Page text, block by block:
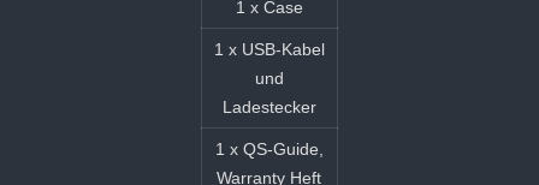
1 x Case
1 x USB-Kabel
und
Ladestecker
1 x QS-Guide,
Warranty Heft